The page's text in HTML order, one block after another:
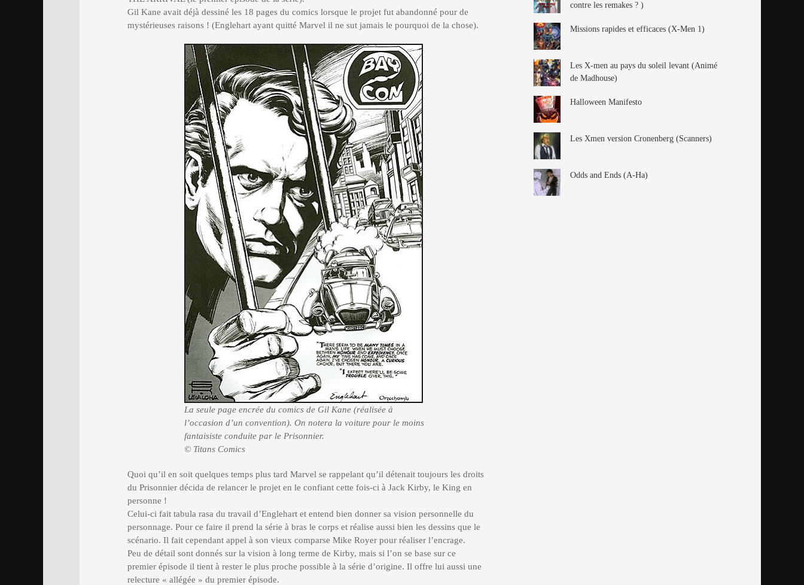
Gil Kane avait déjà dessiné les 18 pages du comics lorsque le projet fut abandonné pour de
mystérieuses raisons ! (Englehart ayant quitté Marvel il ne sut jamais le pourquoi de la chose).
La seule page encrée du comics de Gil Kane (réalisée à
l’occasion d’un convention). On notera la voiture pour le moins
fantaisiste conduite par le Prisonnier.
© Titans Comics
Quoi qu’il en soit quelques temps plus tard Marvel se rappelant qu’il détenait toujours les droits
du Prisonnier décida de relancer le projet en le confiant cette fois-ci à Jack Kirby, le King en
personne !
Celui-ci fait tabula rasa du travail d’Englehart et entend bien donner sa vision personnelle du
personnage. Pour ce faire il prend la série à bras le corps et réalise aussi bien les dessins que le
scénario. Il fait cependant appel à son vieux comparse Mike Royer pour réaliser l’encrage.
Peu de détail sont donnés sur la vision à long terme de Kirby, mais si l’on se base sur ce
premier épisode il tient à rester le plus proche possible à la série d’origine. Il offre lui aussi une
relecture « allégée » du premier épisode.
contre les remakes ? )
Missions rapides et efficaces (X-Men 1)
Les X-men au pays du soleil levant (Animé
de Madhouse)
Halloween Manifesto
Les Xmen version Cronenberg (Scanners)
Odds and Ends (A-Ha)